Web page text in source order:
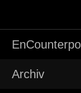
Festival
ARCHIV
Archiv